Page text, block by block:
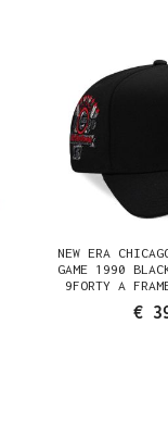
NEW ERA
GAME 1990
9FORTY A
€